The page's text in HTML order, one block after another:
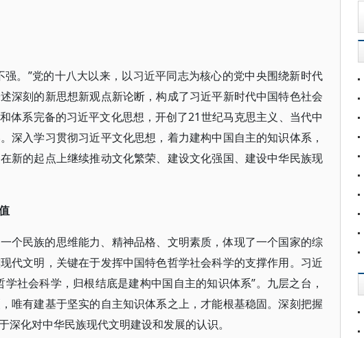
。”党的十八大以来，以习近平同志为核心的党中央围绕新时代
深刻的新思想新观点新论断，构成了习近平新时代中国特色社会
体系完备的习近平文化思想，开创了21世纪马克思主义、当代中
深入学习贯彻习近平文化思想，着力建构中国自主的知识体系，
新的起点上继续推动文化繁荣、建设文化强国、建设中华民族现
个民族的思维能力、精神品格、文明素质，体现了一个国家的综
代文明，关键在于发挥中国特色哲学社会科学的支撑作用。习近
社会科学，归根结底是建构中国自主的知识体系”。九层之台，
唯有建基于坚实的自主知识体系之上，才能根基稳固。深刻把握
化对中华民族现代文明建设和发展的认识。